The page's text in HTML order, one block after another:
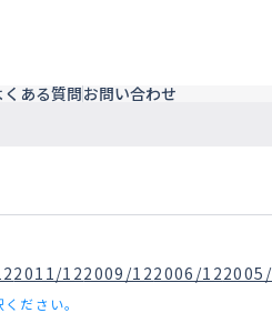
くある質問お問い合わせ
2011/122009/122006/12
ださい。